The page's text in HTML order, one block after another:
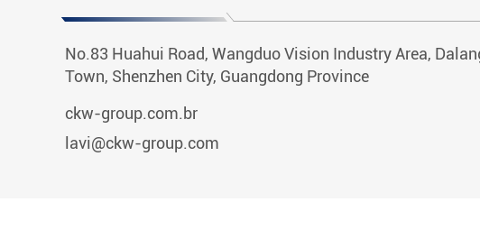
No.83 Huahui Road, Wangduo Vision Industry Area,
Town, Shenzhen City, Guangdong Province
ckw-group.com.br
lavi@ckw-group.com